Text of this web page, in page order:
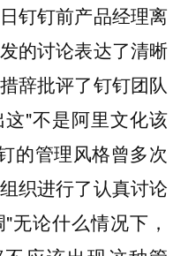
钉钉前产品经理离
的讨论表达了清晰
辞批评了钉钉团队
"不是阿里文化该
的管理风格曾多次
织进行了认真讨论
无论什么情况下，